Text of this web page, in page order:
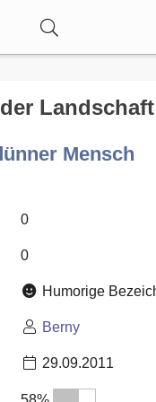
Landschaft
Mensch
0
0
Humorige
Berny
29.09.2011